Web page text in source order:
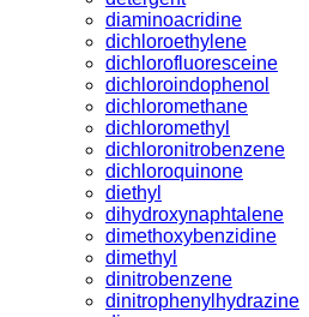
diaminoacridine
dichloroethylene
dichlorofluoresceine
dichloroindophenol
dichloromethane
dichloromethyl
dichloronitrobenzene
dichloroquinone
diethyl
dihydroxynaphtalene
dimethoxybenzidine
dimethyl
dinitrobenzene
dinitrophenylhydrazine